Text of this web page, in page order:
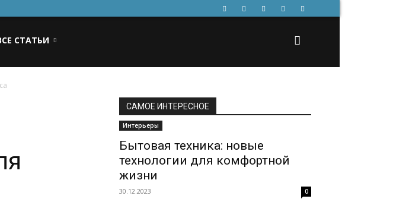
СТАТЬИ
САМОЕ ИНТЕРЕСНОЕ
Интерьеры
Бытовая техника: новые
технологии для комфортной
жизни
30.12.2023 0